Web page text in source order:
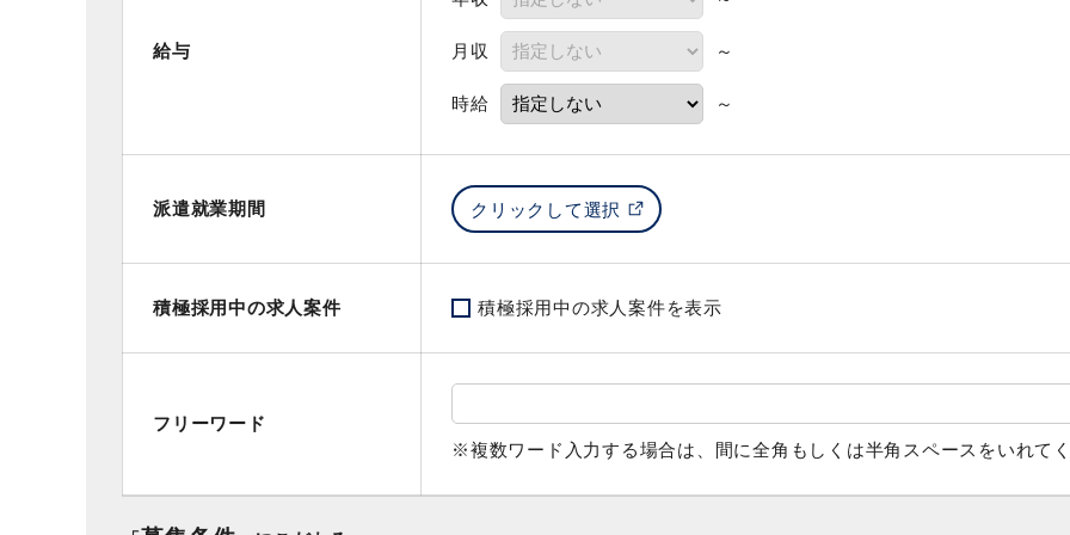
給与 月収 ～
時給 ～
派遣就業期間
積極採用中の求人案件 積極採用中の求人案件を表示
フリーワード
※複数ワード入力する場合は、間に全角もしくは半角スペースをいれてく